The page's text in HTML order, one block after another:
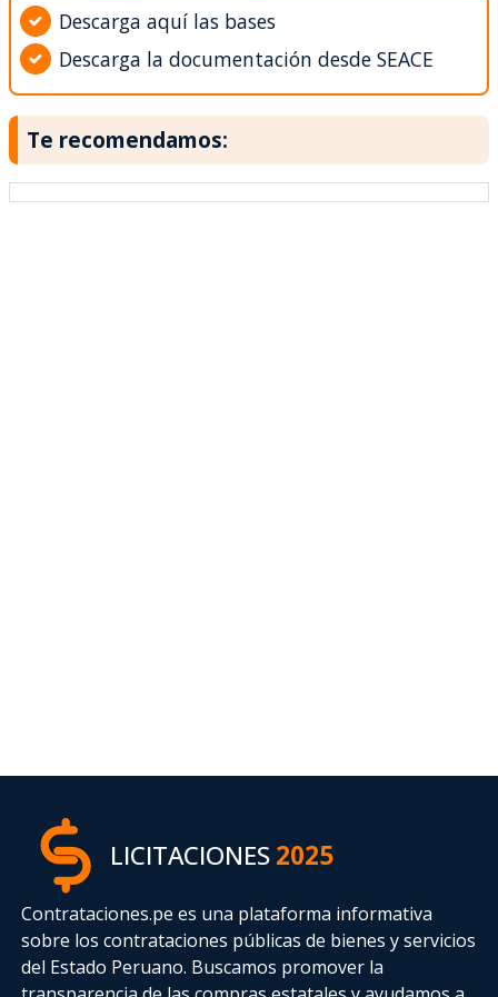
Descarga aquí las bases
Descarga la documentación desde SEACE
Te recomendamos:
LICITACIONES2025
Contrataciones.pe es una plataforma informativa
sobre los contrataciones públicas de bienes y servicios
del Estado Peruano. Buscamos promover la